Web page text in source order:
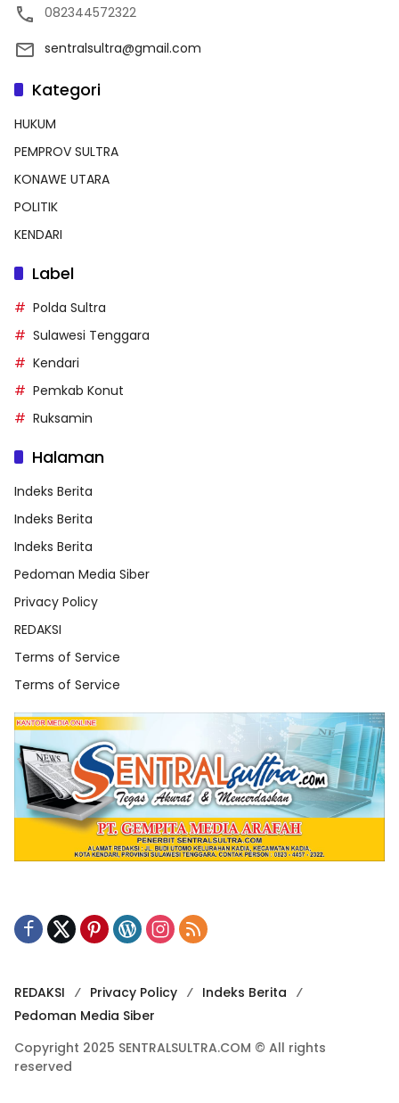
082344572322
sentralsultra@gmail.com
Kategori
HUKUM
PEMPROV SULTRA
KONAWE UTARA
POLITIK
KENDARI
Label
Polda Sultra
Sulawesi Tenggara
Kendari
Pemkab Konut
Ruksamin
Halaman
Indeks Berita
Indeks Berita
Indeks Berita
Pedoman Media Siber
Privacy Policy
REDAKSI
Terms of Service
Terms of Service
REDAKSI Privacy Policy
Indeks Berita
Pedoman Media Siber
Copyright 2025 SENTRALSULTRA.COM © All rights
reserved